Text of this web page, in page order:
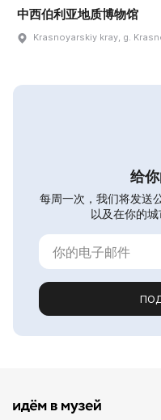
中西伯利亚地质博物馆
Krasnoyarskiy kray, g.
给
每周一次，我们将发送
以及在你的城